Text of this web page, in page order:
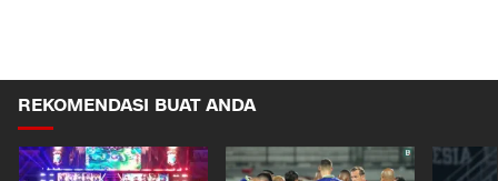
REKOMENDASI BUAT ANDA